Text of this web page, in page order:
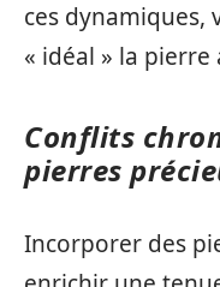
ces dynamiques,
« idéal » la
Conflits
pierres
Incorporer des